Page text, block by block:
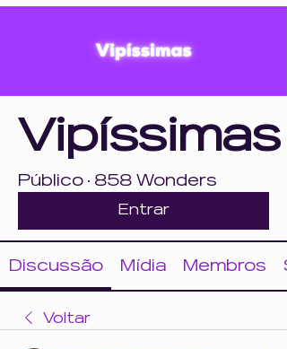
Vipíssimas
Público · 858 Wonders
Entrar
Discussão Mídia Membros
Voltar